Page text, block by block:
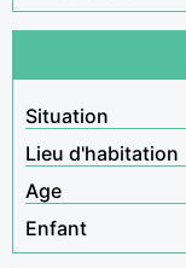
Situation
Lieu d'habitation
Age
Enfant